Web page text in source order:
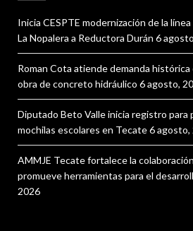
Inicia CESPTE modernización de la
La Nopalera a Reductora Durán 6
Roman Cota atiende demanda histórica
obra de concreto hidráulico 6 agosto,
Diputado Beto Valle inicia registro para
mochilas escolares en Tecate6 agosto,
AMMJE Tecate fortalece la
promueve herramientas para el
2026